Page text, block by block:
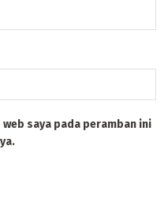
saya pada peramban ini